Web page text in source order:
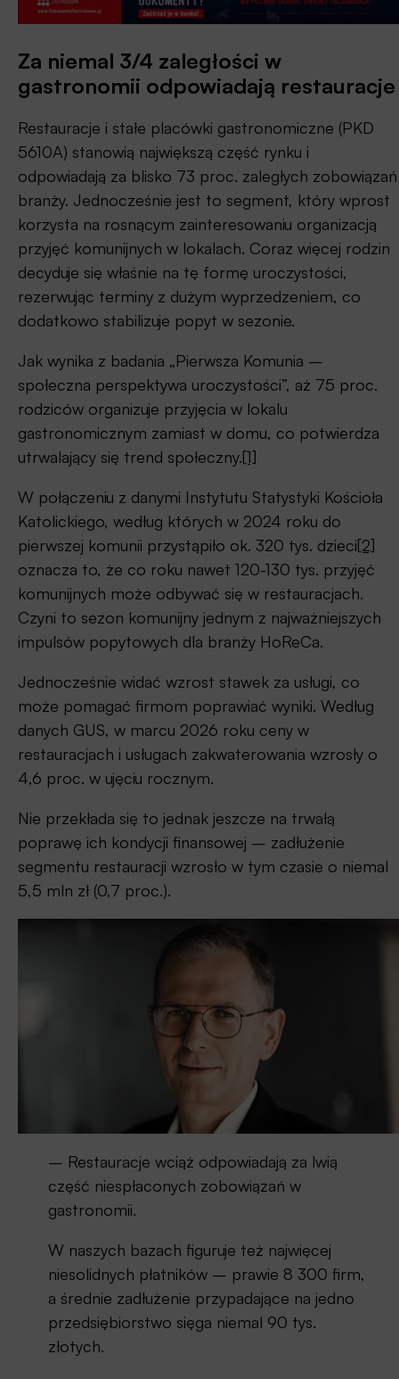
Za niemal 3/4 zaległości w
gastronomii odpowiadają restauracje
Restauracje i stałe placówki gastronomiczne (PKD
5610A) stanowią największą część rynku i
odpowiadają za blisko 73 proc. zaległych zobowiązań
branży. Jednocześnie jest to segment, który wprost
korzysta na rosnącym zainteresowaniu organizacją
przyjęć komunijnych w lokalach. Coraz więcej rodzin
decyduje się właśnie na tę formę uroczystości,
rezerwując terminy z dużym wyprzedzeniem, co
dodatkowo stabilizuje popyt w sezonie.
Jak wynika z badania „Pierwsza Komunia –
społeczna perspektywa uroczystości”, aż 75 proc.
rodziców organizuje przyjęcia w lokalu
gastronomicznym zamiast w domu, co potwierdza
utrwalający się trend społeczny.[1]
W połączeniu z danymi Instytutu Statystyki Kościoła
Katolickiego, według których w 2024 roku do
pierwszej komunii przystąpiło ok. 320 tys. dzieci[2]
oznacza to, że co roku nawet 120-130 tys. przyjęć
komunijnych może odbywać się w restauracjach.
Czyni to sezon komunijny jednym z najważniejszych
impulsów popytowych dla branży HoReCa.
Jednocześnie widać wzrost stawek za usługi, co
może pomagać firmom poprawiać wyniki. Według
danych GUS, w marcu 2026 roku ceny w
restauracjach i usługach zakwaterowania wzrosły o
4,6 proc. w ujęciu rocznym.
Nie przekłada się to jednak jeszcze na trwałą
poprawę ich kondycji finansowej – zadłużenie
segmentu restauracji wzrosło w tym czasie o niemal
5,5 mln zł (0,7 proc.).
– Restauracje wciąż odpowiadają za lwią
część niespłaconych zobowiązań w
gastronomii.
W naszych bazach figuruje też najwięcej
niesolidnych płatników – prawie 8 300 firm,
a średnie zadłużenie przypadające na jedno
przedsiębiorstwo sięga niemal 90 tys.
złotych.